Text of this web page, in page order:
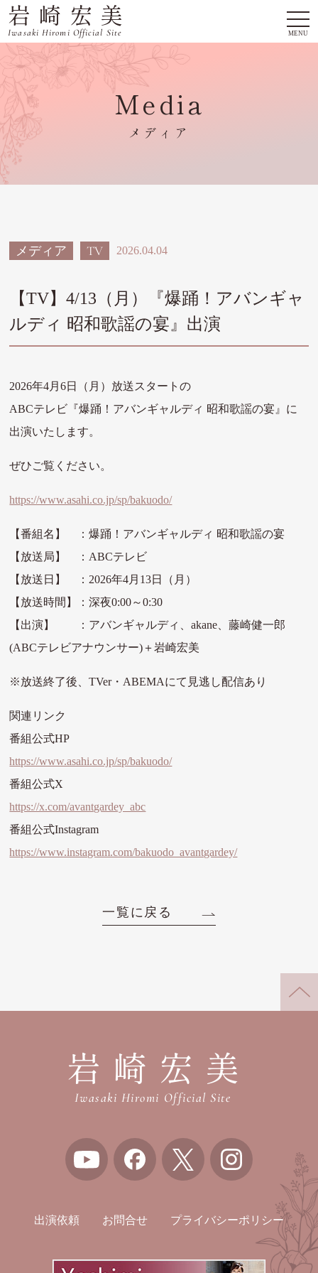
岩崎宏美
Iwasaki Hiromi Official Site MENU
Media
メディア
メディア TV 2026.04.04
【TV】4/13（月）『爆踊！アバンギャ
ルディ 昭和歌謡の宴』出演
2026年4月6日（月）放送スタートの
ABCテレビ『爆踊！アバンギャルディ 昭和歌謡の宴』に
出演いたします。
ぜひご覧ください。
https://www.asahi.co.jp/sp/bakuodo/
【番組名】 ：爆踊！アバンギャルディ 昭和歌謡の宴
【放送局】 ：ABCテレビ
【放送日】 ：2026年4月13日（月）
【放送時間】：深夜0:00～0:30
【出演】 ：アバンギャルディ、akane、藤崎健一郎
(ABCテレビアナウンサー)＋岩崎宏美
※放送終了後、TVer・ABEMAにて見逃し配信あり
関連リンク
番組公式HP
https://www.asahi.co.jp/sp/bakuodo/
番組公式X
https://x.com/avantgardey_abc
番組公式Instagram
https://www.instagram.com/bakuodo_avantgardey/
一覧に戻る
岩崎宏美
Iwasaki Hiromi Official Site
出演依頼 お問合せ プライバシーポリシー